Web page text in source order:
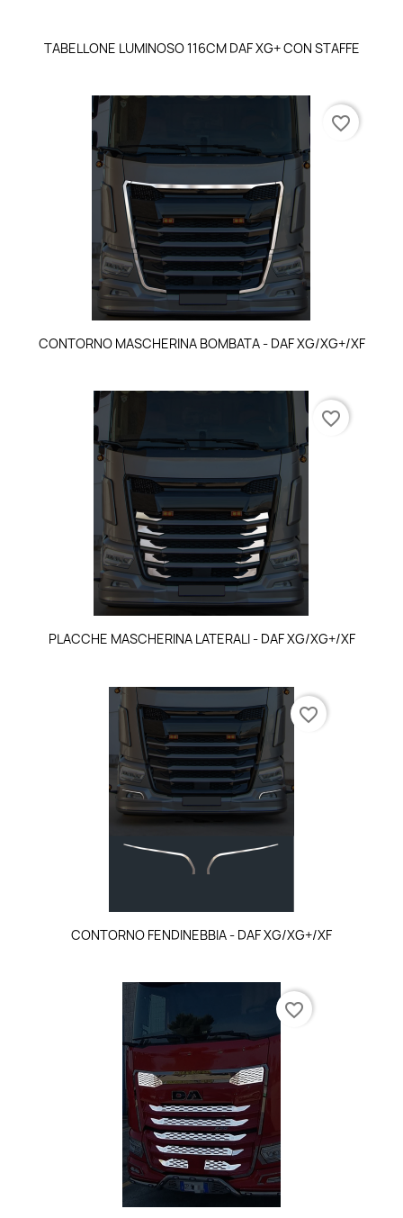
TABELLONE LUMINOSO 116CM DAF XG+ CON STAFFE
CONTORNO MASCHERINA BOMBATA - DAF XG/XG+/XF
favorite_border
PLACCHE MASCHERINA LATERALI - DAF XG/XG+/XF
favorite_border
CONTORNO FENDINEBBIA - DAF XG/XG+/XF
favorite_border
favorite_border